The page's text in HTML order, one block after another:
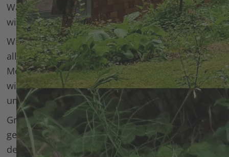
Wandlungs- und Übergangsprozessen begleiten
wir Euch.
Wir glauben, dass Zeit in der Natur, sowohl
alleine als auch gemeinsam, wertvoll für jeden
Menschen ist. Dort können wir uns erinnern, wer
wir wirklich sind und dass wir Teil der uns
umgebenden natürlichen Welt sind.
Grundlage unserer Arbeit ist die
gemeinschaftsbildenden Kommunikationsform
des Council (zu Rate sitzen). Außerdem arbeiten